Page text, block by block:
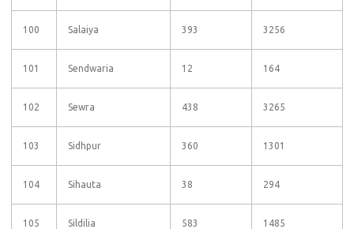
100 Salaiya 393 3256
101 Sendwaria 12 164
102 Sewra 438 3265
103 Sidhpur 360 1301
104 Sihauta 38 294
105 Sildilia 583 1485